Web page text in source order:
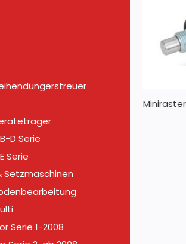
D Serie
Serie
Setzmaschinen
Serie 1-2008